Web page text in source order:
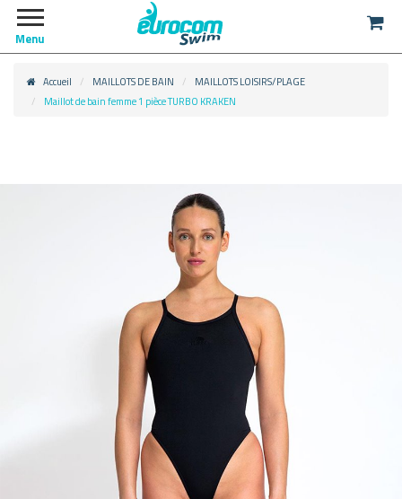
Menu
Accueil MAILLOTS DE BAIN
MAILLOTS LOISIRS/PLAGE
Maillot de bain femme 1 pièce TURBO KRAKEN